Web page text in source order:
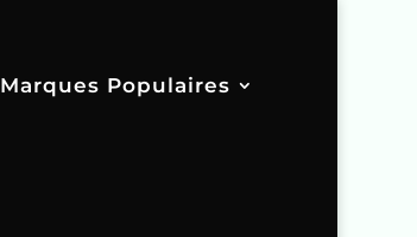
Marques Populaires